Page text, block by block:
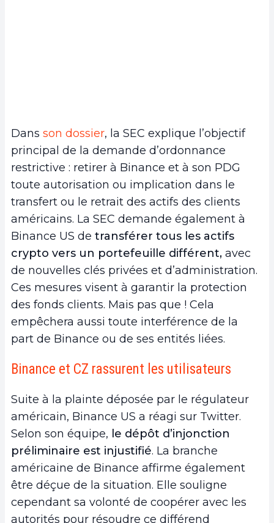
Dans son dossier, la SEC explique l’objectif
principal de la demande d’ordonnance
restrictive : retirer à Binance et à son PDG
toute autorisation ou implication dans le
transfert ou le retrait des actifs des clients
américains. La SEC demande également à
Binance US de transférer tous les actifs
crypto vers un portefeuille différent, avec
de nouvelles clés privées et d’administration.
Ces mesures visent à garantir la protection
des fonds clients. Mais pas que ! Cela
empêchera aussi toute interférence de la
part de Binance ou de ses entités liées.
Binance et CZ rassurent les utilisateurs
Suite à la plainte déposée par le régulateur
américain, Binance US a réagi sur Twitter.
Selon son équipe, le dépôt d’injonction
préliminaire est injustifié. La branche
américaine de Binance affirme également
être déçue de la situation. Elle souligne
cependant sa volonté de coopérer avec les
autorités pour résoudre ce différend